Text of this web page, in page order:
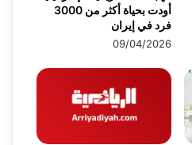
أودت بحياة أكثر من 3000
فرد في إيران
09/04/2026